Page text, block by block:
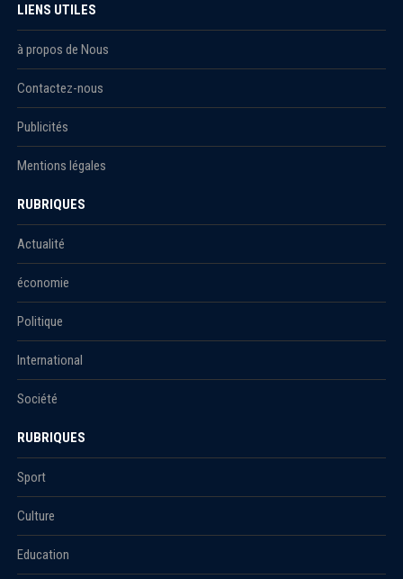
LIENS UTILES
à propos de Nous
Contactez-nous
Publicités
Mentions légales
RUBRIQUES
Actualité
économie
Politique
International
Société
RUBRIQUES
Sport
Culture
Education